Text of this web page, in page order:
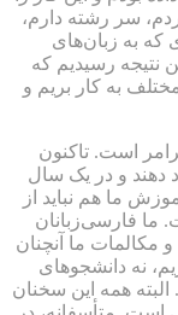
کردم، سر رشته دارم،
که به زبان‌های
نتیجه رسیدیم که
به کار بریم و
است. تاکنون
دهند و در یک سال
ما هم نباید از
ما فارسی‌زبانان
مکالمات ما آنچنان
نه دانشجوهای
همه این سخنان